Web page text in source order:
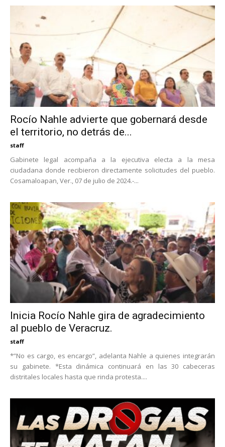
Rocío Nahle advierte que gobernará desde
el territorio, no detrás de...
staff
Gabinete legal acompaña a la ejecutiva electa a la mesa
ciudadana donde recibieron directamente solicitudes del pueblo.
Cosamaloapan, Ver., 07 de julio de 2024.-...
Inicia Rocío Nahle gira de agradecimiento
al pueblo de Veracruz.
staff
*”No es cargo, es encargo”, adelanta Nahle a quienes integrarán
su gabinete. *Esta dinámica continuará en las 30 cabeceras
distritales locales hasta que rinda protesta....